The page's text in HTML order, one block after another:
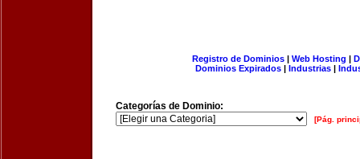
Registro de Dominios| Web Hosting |
Dominios Expirados | Industrias |
Categorías de Dominio:
[Pág.